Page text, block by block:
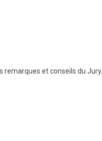
et conseils du Jury.